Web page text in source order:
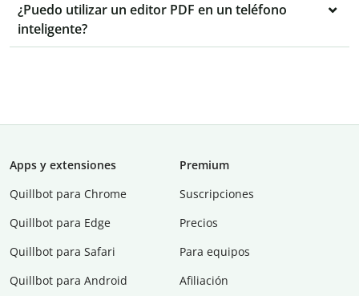
¿Puedo utilizar un editor PDF en un teléfono
inteligente?
Apps y extensiones
Quillbot para Chrome
Quillbot para Edge
Quillbot para Safari
Quillbot para Android
Premium
Suscripciones
Precios
Para equipos
Afiliación